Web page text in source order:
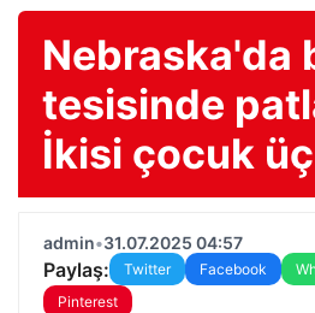
Nebraska'da
tesisinde
İkisi çocuk
admin•31.07.2025 04:57
Paylaş: Twitter Facebook
Pinterest